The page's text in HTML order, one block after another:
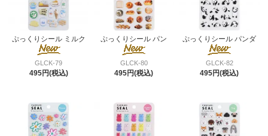
ぷっくりシール ミルク
GLCK-79
495円(税込)
ぷっくりシール パン
GLCK-80
495円(税込)
ぷっくりシール パンダ
GLCK-82
495円(税込)